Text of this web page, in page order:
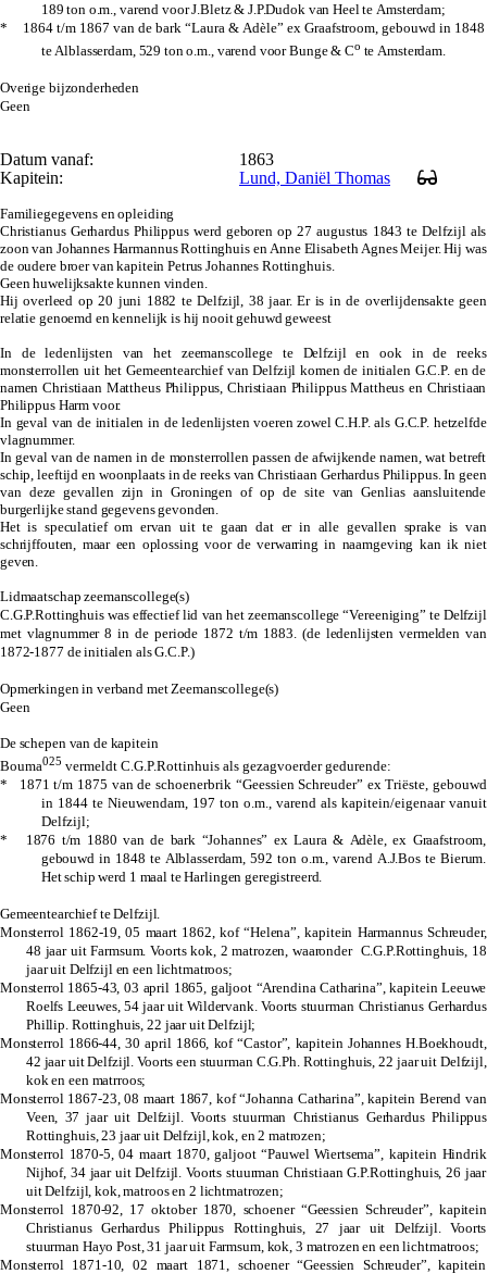
189 ton o.m., varend voor J.Bletz & J.P.Dudok van Heel te Amsterdam;
* 1864 t/m 1867 van de bark “Laura & Adèle” ex Graafstroom, gebouwd in 1848
te Alblasserdam, 529 ton o.m., varend voor Bunge & Co te Amsterdam.
Overige bijzonderheden
Geen
Datum vanaf:
1863
Kapitein:
Lund, Daniël Thomas
Familiegegevens en opleiding
Christianus Gerhardus Philippus werd geboren op 27 augustus 1843 te Delfzijl als
zoon van Johannes Harmannus Rottinghuis en Anne Elisabeth Agnes Meijer. Hij was
de oudere broer van kapitein Petrus Johannes Rottinghuis.
Geen huwelijksakte kunnen vinden.
Hij overleed op 20 juni 1882 te Delfzijl, 38 jaar. Er is in de overlijdensakte geen
relatie genoemd en kennelijk is hij nooit gehuwd geweest
In de ledenlijsten van het zeemanscollege te Delfzijl en ook in de reeks
monsterrollen uit het Gemeentearchief van Delfzijl komen de initialen G.C.P. en de
namen Christiaan Mattheus Philippus, Christiaan Philippus Mattheus en Christiaan
Philippus Harm voor.
In geval van de initialen in de ledenlijsten voeren zowel C.H.P. als G.C.P. hetzelfde
vlagnummer.
In geval van de namen in de monsterrollen passen de afwijkende namen, wat betreft
schip, leeftijd en woonplaats in de reeks van Christiaan Gerhardus Philippus. In geen
van deze gevallen zijn in Groningen of op de site van Genlias aansluitende
burgerlijke stand gegevens gevonden.
Het is speculatief om ervan uit te gaan dat er in alle gevallen sprake is van
schrijffouten, maar een oplossing voor de verwarring in naamgeving kan ik niet
geven.
Lidmaatschap zeemanscollege(s)
C.G.P.Rottinghuis was effectief lid van het zeemanscollege “Vereeniging” te Delfzijl
met vlagnummer 8 in de periode 1872 t/m 1883. (de ledenlijsten vermelden van
1872-1877 de initialen als G.C.P.)
Opmerkingen in verband met Zeemanscollege(s)
Geen
De schepen van de kapitein
Bouma025 vermeldt C.G.P.Rottinhuis als gezagvoerder gedurende:
* 1871 t/m 1875 van de schoenerbrik “Geessien Schreuder” ex Triëste, gebouwd
in 1844 te Nieuwendam, 197 ton o.m., varend als kapitein/eigenaar vanuit
Delfzijl;
* 1876 t/m 1880 van de bark “Johannes” ex Laura & Adèle, ex Graafstroom,
gebouwd in 1848 te Alblasserdam, 592 ton o.m., varend A.J.Bos te Bierum.
Het schip werd 1 maal te Harlingen geregistreerd.
Gemeentearchief te Delfzijl.
Monsterrol 1862-19, 05 maart 1862, kof “Helena”, kapitein Harmannus Schreuder,
48 jaar uit Farmsum. Voorts kok, 2 matrozen, waaronder C.G.P.Rottinghuis, 18
jaar uit Delfzijlen een lichtmatroos;
Monsterrol 1865-43, 03 april 1865, galjoot “Arendina Catharina”, kapitein Leeuwe
Roelfs Leeuwes, 54 jaar uit Wildervank. Voorts stuurman Christianus Gerhardus
Phillip. Rottinghuis, 22 jaar uit Delfzijl;
Monsterrol 1866-44, 30 april 1866, kof “Castor”, kapitein Johannes H.Boekhoudt,
42 jaar uit Delfzijl. Voortseen stuurman C.G.Ph. Rottinghuis, 22 jaar uit Delfzijl,
kok en een matrroos;
Monsterrol 1867-23, 08 maart 1867, kof “Johanna Catharina”, kapitein Berend van
Veen, 37 jaar uit Delfzijl. Voortsstuurman Christianus Gerhardus Philippus
Rottinghuis, 23 jaar uit Delfzijl, kok, en 2 matrozen;
Monsterrol 1870-5, 04 maart 1870, galjoot “Pauwel Wiertsema”, kapitein Hindrik
Nijhof, 34 jaar uit Delfzijl. Voortsstuurman Christiaan G.P.Rottinghuis, 26 jaar
uit Delfzijl, kok, matroos en 2 lichtmatrozen;
Monsterrol 1870-92, 17 oktober 1870, schoener “Geessien Schreuder”, kapitein
Christianus Gerhardus Philippus Rottinghuis, 27 jaar uit Delfzijl. Voorts
stuurman Hayo Post, 31 jaar uit Farmsum, kok, 3 matrozen en een lichtmatroos;
Monsterrol 1871-10, 02 maart 1871, schoener “Geessien Schreuder”, kapitein